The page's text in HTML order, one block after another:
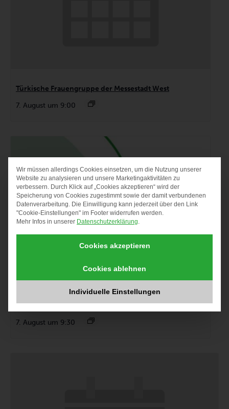
Türkische Frauengruppe der Messestadt West
7. August um 9:00
Heide Nähstube
7. August um 9:30
DATENSCHUTZ-
Wir müssen allerdings Cookies einsetzen, um die Nutzung unserer
Website zu analysieren und unsere Marketingaktivitäten zu
verbessern. Durch Klick auf „Cookies akzeptieren“ wird der
Speicherung von Cookies zugestimmt sowie der damit verbundenen
Datenverarbeitung. Die Einwilligung kann jederzeit über den Link
"Cookie-Einstellungen" im Footer widerrufen werden.
Mehr Infos in unserer Datenschutzerklärung
Cookies akzeptieren
Cookies ablehnen
Individuelle Einstellungen